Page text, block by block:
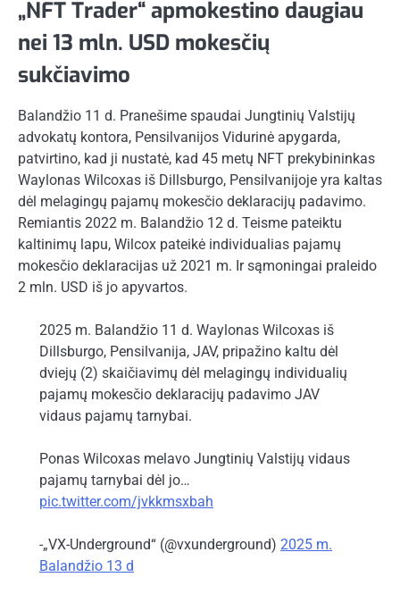
„NFT Trader“ apmokestino daugiau
nei 13 mln. USD mokesčių
sukčiavimo
Balandžio 11 d. Pranešime spaudai Jungtinių Valstijų
advokatų kontora, Pensilvanijos Vidurinė apygarda,
patvirtino, kad ji nustatė, kad 45 metų NFT prekybininkas
Waylonas Wilcoxas iš Dillsburgo, Pensilvanijoje yra kaltas
dėl melagingų pajamų mokesčio deklaracijų padavimo.
Remiantis 2022 m. Balandžio 12 d. Teisme pateiktu
kaltinimų lapu, Wilcox pateikė individualias pajamų
mokesčio deklaracijas už 2021 m. Ir sąmoningai praleido
2 mln. USD iš jo apyvartos.
2025 m. Balandžio 11 d. Waylonas Wilcoxas iš
Dillsburgo, Pensilvanija, JAV, pripažino kaltu dėl
dviejų (2) skaičiavimų dėl melagingų individualių
pajamų mokesčio deklaracijų padavimo JAV
vidaus pajamų tarnybai.
Ponas Wilcoxas melavo Jungtinių Valstijų vidaus
pajamų tarnybai dėl jo…
pic.twitter.com/jvkkmsxbah
-„VX-Underground“ (@vxunderground) 2025 m.
Balandžio 13 d